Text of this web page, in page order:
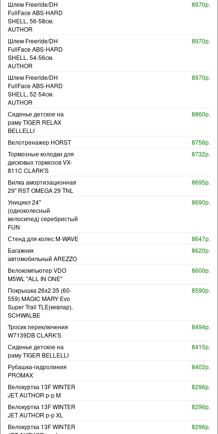
Шлем Freeride/DH
FullFace ABS-HARD
SHELL, 56-58см.
AUTHOR
8970р.
Шлем Freeride/DH
FullFace ABS-HARD
SHELL, 54-56см.
AUTHOR
8970р.
Шлем Freeride/DH
FullFace ABS-HARD
SHELL, 52-54см.
AUTHOR
8970р.
Сиденье детское на
раму TIGER RELAX
BELLELLI
8860р.
Велотренажер HORST
8756р.
Тормозные колодки для
дисковых тормозов VX-
811C CLARK'S
8732р.
Вилка амортизационная
29" RST OMEGA 29 TNL
8695р.
Уницикл 24"
(одноколесный
велосипед) серебристый
FUN
8690р.
Стенд для колес M-WAVE
8647р.
Багажник
автомобильный AREZZO
8620р.
Велокомпьютер VDO
M5WL "ALL IN ONE"
8600р.
Покрышка 26x2.35 (60-
559) MAGIC MARY Evo
Super Trail TLE(кевлар).
SCHWALBE
8590р.
Тросик переключения
W7139DB CLARK'S
8494р.
Сиденье детское на
раму TIGER BELLELLI
8415р.
Рубашка-гидролиния
PROMAX
8402р.
Велокуртка 13F WINTER
JET AUTHOR р-р M
8296р.
Велокуртка 13F WINTER
JET AUTHOR р-р XL
8296р.
Велокуртка 13F WINTER
8296р.